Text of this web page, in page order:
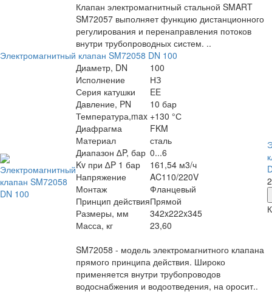
Клапан электромагнитный стальной SMART
SM72057 выполняет функцию дистанционного
регулирования и перенаправления потоков
внутри трубопроводных систем. ..
Электромагнитный клапан SM72058 DN 100
Диаметр, DN
100
Исполнение
НЗ
Серия катушки
EE
Давление, PN
10 бар
Температура,max +130 °С
Диафрагма
FKM
Материал
сталь
Диапазон ∆P, бар 0...6
Kv при ∆P 1 бар
161,54 м3/ч
Напряжение
AC110/220V
Монтаж
Фланцевый
Принцип действияПрямой
Размеры, мм
342x222x345
Масса, кг
23,60
SM72058 - модель электромагнитного клапана
прямого принципа действия. Широко
применяется внутри трубопроводов
водоснабжения и водоотведения, на оросит..